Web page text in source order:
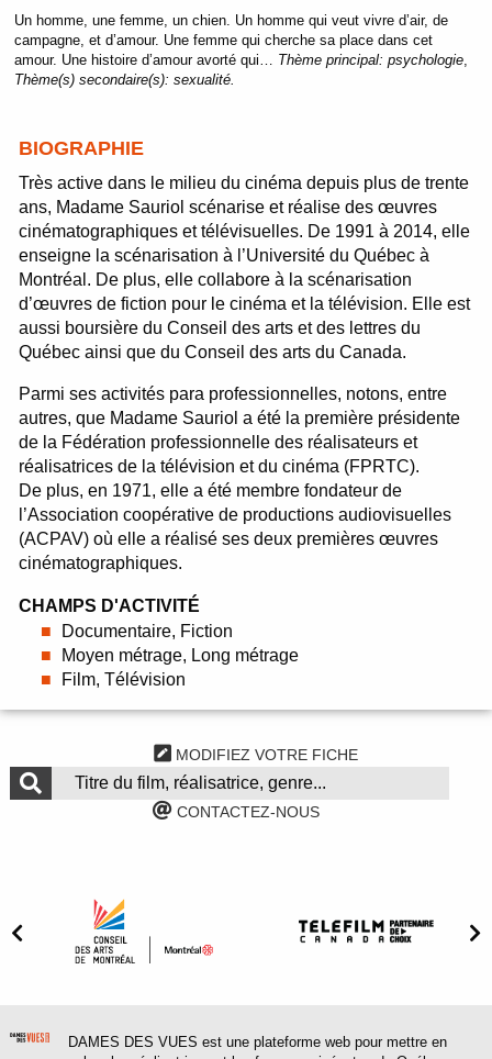
Un homme, une femme, un chien. Un homme qui veut vivre d’air, de
campagne, et d’amour. Une femme qui cherche sa place dans cet
amour. Une histoire d’amour avorté qui… Thème principal: psychologie,
Thème(s) secondaire(s): sexualité.
BIOGRAPHIE
Très active dans le milieu du cinéma depuis plus de trente
ans, Madame Sauriol scénarise et réalise des œuvres
cinématographiques et télévisuelles. De 1991 à 2014, elle
enseigne la scénarisation à l’Université du Québec à
Montréal. De plus, elle collabore à la scénarisation
d’œuvres de fiction pour le cinéma et la télévision. Elle est
aussi boursière du Conseil des arts et des lettres du
Québec ainsi que du Conseil des arts du Canada.
Parmi ses activités para professionnelles, notons, entre
autres, que Madame Sauriol a été la première présidente
de la Fédération professionnelle des réalisateurs et
réalisatrices de la télévision et du cinéma (FPRTC).
De plus, en 1971, elle a été membre fondateur de
l’Association coopérative de productions audiovisuelles
(ACPAV) où elle a réalisé ses deux premières œuvres
cinématographiques.
CHAMPS D'ACTIVITÉ
Documentaire, Fiction
Moyen métrage, Long métrage
Film, Télévision
MODIFIEZ VOTRE FICHE
CONTACTEZ-NOUS
DAMES DES VUES est une plateforme web pour mettre en